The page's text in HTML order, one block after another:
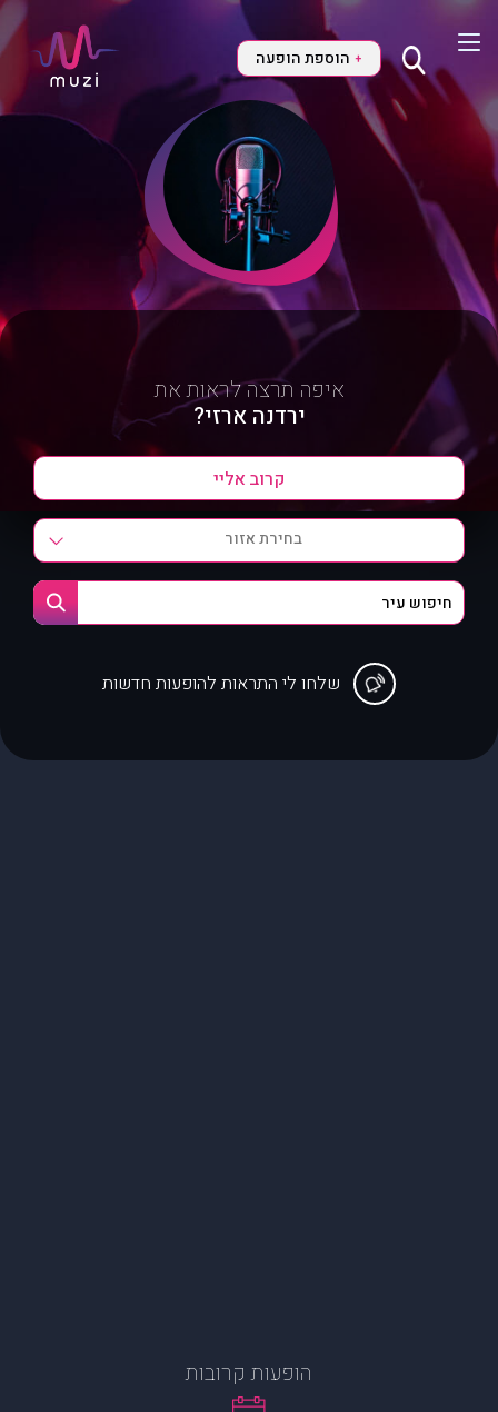
+ הוספת הופעה
איפה תרצה לראות את
ירדנה ארזי?
בחירת אזור
שלחו לי התראות להופעות חדשות
הופעות קרובות